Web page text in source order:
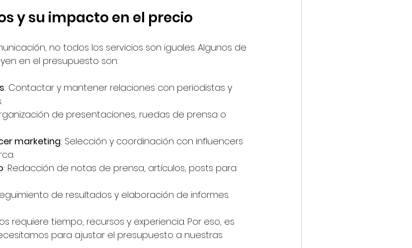
y su impacto en el precio
no todos los servicios son iguales. Algunos de
en el presupuesto son:
: Contactar y mantener relaciones con periodistas y
de presentaciones, ruedas de prensa o
marketing: Selección y coordinación con influencers
: Redacción de notas de prensa, artículos, posts para
de resultados y elaboración de informes.
requiere tiempo, recursos y experiencia. Por eso, es
para ajustar el presupuesto a nuestras